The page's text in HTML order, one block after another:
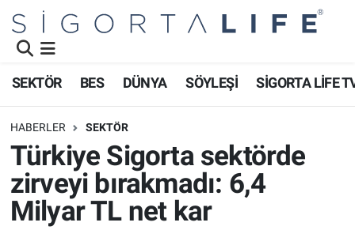
SEKTÖR BES DÜNYA SÖYLEŞİ SİGORTA LİFE
HABERLER SEKTÖR
Türkiye Sigorta sektörde
zirveyi bırakmadı: 6,4
Milyar TL net kar
Namaz Vakitleri
Trafik Durumu
Süper Lig Puan Durumu ve Fikstür